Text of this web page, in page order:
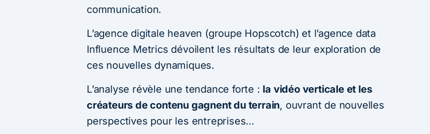
communication.
L’agence digitale heaven (groupe Hopscotch) et l’agence data
Influence Metrics dévoilent les résultats de leur exploration de
ces nouvelles dynamiques.
L’analyse révèle une tendance forte : la vidéo verticale et les
créateurs de contenu gagnent du terrain, ouvrant de nouvelles
perspectives pour les entreprises…